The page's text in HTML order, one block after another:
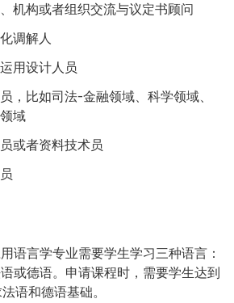
机构或者组织交流与议定书顾问
调解人
用设计人员
，比如司法-金融领域、科学领域、
域
或者资料技术员
语言学专业需要学生学习三种语言：
或德语。申请课程时，需要学生达到
语和德语基础。